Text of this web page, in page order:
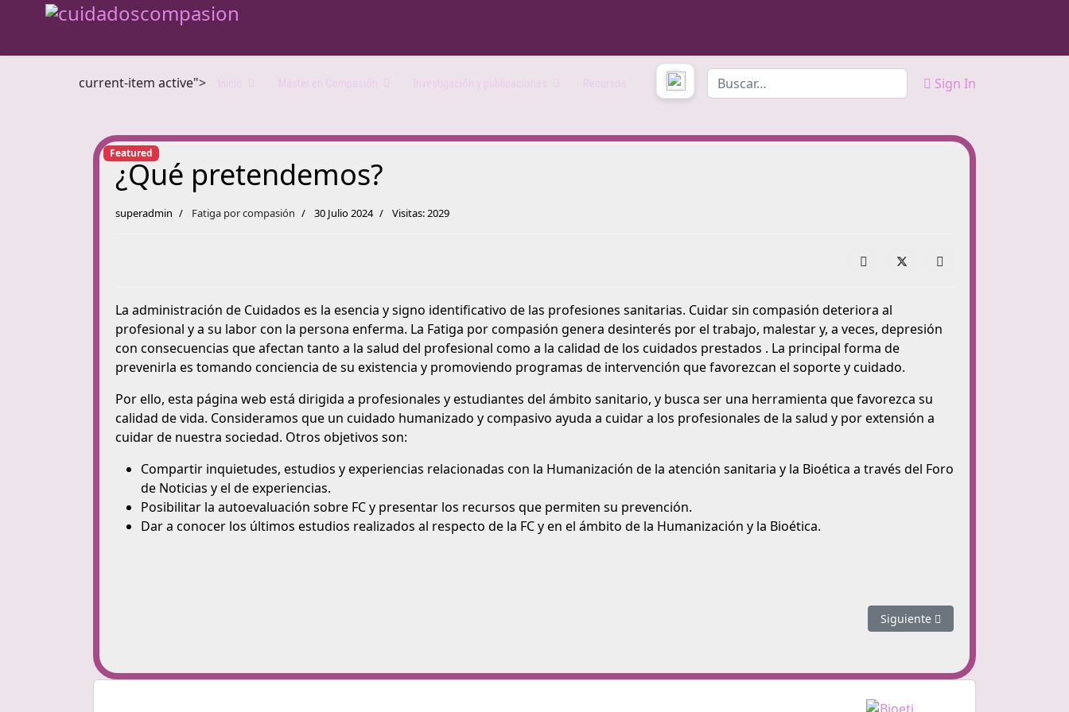
current-item active"> Inicio Máster en Compasión Investigación y publicaciones Recursos Buscar Sign In
Featured
¿Qué pretendemos?
superadmin Fatiga por compasión 30 Julio 2024 Visitas: 2029
La administración de Cuidados es la esencia y signo identificativo de las profesiones sanitarias. Cuidar sin compasión deteriora al
profesional y a su labor con la persona enferma. La Fatiga por compasión genera desinterés por el trabajo, malestar y, a veces, depresión
con consecuencias que afectan tanto a la salud del profesional como a la calidad de los cuidados prestados . La principal forma de
prevenirla es tomando conciencia de su existencia y promoviendo programas de intervención que favorezcan el soporte y cuidado.
Por ello, esta página web está dirigida a profesionales y estudiantes del ámbito sanitario, y busca ser una herramienta que favorezca su
calidad de vida. Consideramos que un cuidado humanizado y compasivo ayuda a cuidar a los profesionales de la salud y por extensión a
cuidar de nuestra sociedad. Otros objetivos son:
Compartir inquietudes, estudios y experiencias relacionadas con la Humanización de la atención sanitaria y la Bioética a través del Foro
de Noticias y el de experiencias.
Posibilitar la autoevaluación sobre FC y presentar los recursos que permiten su prevención.
Dar a conocer los últimos estudios realizados al respecto de la FC y en el ámbito de la Humanización y la Bioética.
Artículo siguiente: Modelo de
Siguiente